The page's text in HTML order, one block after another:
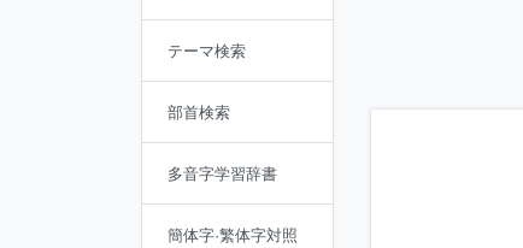
テーマ検索
部首検索
多音字学習辞書
簡体字·繁体字対照